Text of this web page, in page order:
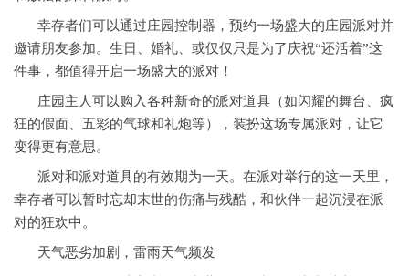
幸存者们可以通过庄园控制器，预约一场盛大的庄园派对并
邀请朋友参加。生日、婚礼、或仅仅只是为了庆祝“还活着”这
件事，都值得开启一场盛大的派对！
庄园主人可以购入各种新奇的派对道具（如闪耀的舞台、疯
狂的假面、五彩的气球和礼炮等），装扮这场专属派对，让它
变得更有意思。
派对和派对道具的有效期为一天。在派对举行的这一天里，
幸存者可以暂时忘却末世的伤痛与残酷，和伙伴一起沉浸在派
对的狂欢中。
天气恶劣加剧，雷雨天气频发